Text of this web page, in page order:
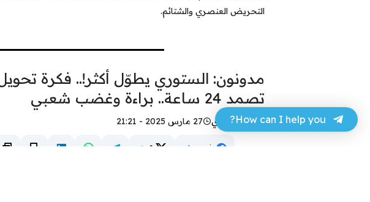
التحريض العنصري والشتائم.
مدونون: الستوري يطوّل أكثر!.. فكرة
تصمد 24 ساعة.. براءة وغضب شعبي
عباس مهدي 27 مارس 2025 - 21:21
فيسبوك تويتر
How can I help you?